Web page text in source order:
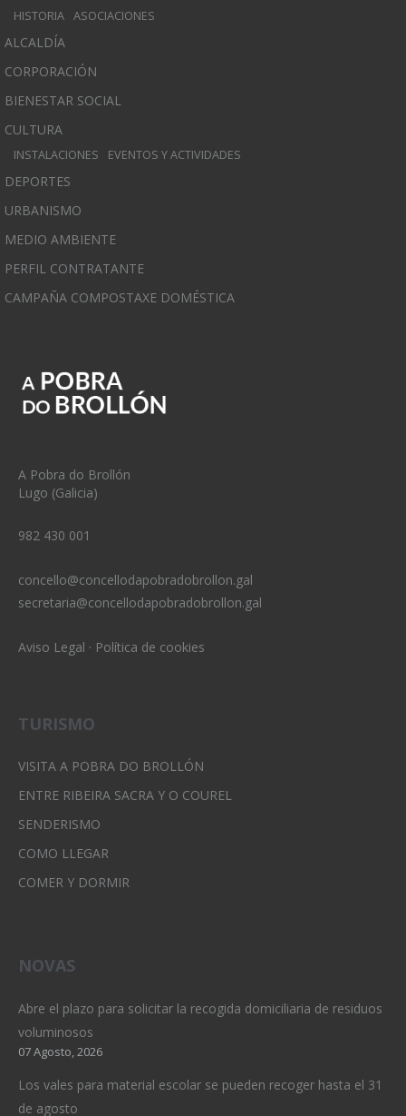
HISTORIA ASOCIACIONES
ALCALDÍA
CORPORACIÓN
BIENESTAR SOCIAL
CULTURA
INSTALACIONES EVENTOS Y ACTIVIDADES
DEPORTES
URBANISMO
MEDIO AMBIENTE
PERFIL CONTRATANTE
CAMPAÑA COMPOSTAXE DOMÉSTICA
A Pobra do Brollón
Lugo (Galicia)
982 430 001
concello@concellodapobradobrollon.gal
secretaria@concellodapobradobrollon.gal
Aviso Legal · Política de cookies
TURISMO
VISITA A POBRA DO BROLLÓN
ENTRE RIBEIRA SACRA Y O COUREL
SENDERISMO
COMO LLEGAR
COMER Y DORMIR
NOVAS
Abre el plazo para solicitar la recogida domiciliaria de residuos
voluminosos
07 Agosto, 2026
Los vales para material escolar se pueden recoger hasta el 31
de agosto